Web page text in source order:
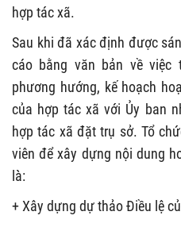
hợp tác xã.
Sau khi đã xác định được
cáo bằng văn bản về việc
phương hướng, kế hoạch
của hợp tác xã với Ủy ban
hợp tác xã đặt trụ sở. Tổ
viên để xây dựng nội dung
là:
+ Xây dựng dự thảo Điều lệ